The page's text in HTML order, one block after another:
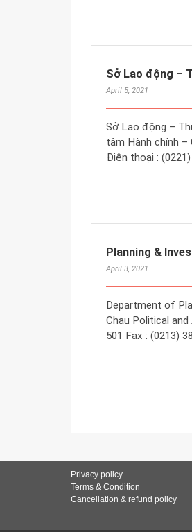
Sở Lao động –
April 5, 2021
Sở Lao động –
tâm Hành chính –
Điện thoại :
Planning &
April 3, 2021
Department of
Chau Political and
501 Fax : (0213)
Privacy policy
Terms & Condition
Cancellation & refund policy